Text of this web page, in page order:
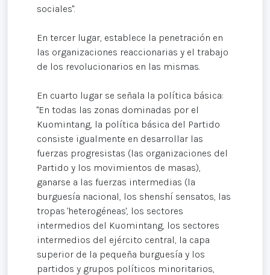
sociales".
En tercer lugar, establece la penetración en
las organizaciones reaccionarias y el trabajo
de los revolucionarios en las mismas.
En cuarto lugar se señala la política básica:
"En todas las zonas dominadas por el
Kuomintang, la política básica del Partido
consiste igualmente en desarrollar las
fuerzas progresistas (las organizaciones del
Partido y los movimientos de masas),
ganarse a las fuerzas intermedias (la
burguesía nacional, los shenshí sensatos, las
tropas 'heterogéneas', los sectores
intermedios del Kuomintang, los sectores
intermedios del ejército central, la capa
superior de la pequeña burguesía y los
partidos y grupos políticos minoritarios,